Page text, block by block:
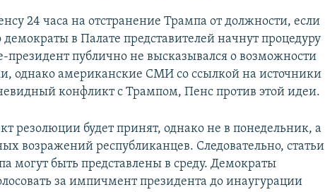
24 часа на отстранение Трампа от должности, если
в Палате представителей начнут процедуру
публично не высказывался о возможности
однако американские СМИ со ссылкой на источники
конфликт с Трампом, Пенс против этой идеи.
резолюции будет принят, однако не в понедельник, а
возражений республиканцев. Следовательно, статьи
могут быть представлены в среду. Демократы
за импичмент президента до инаугурации